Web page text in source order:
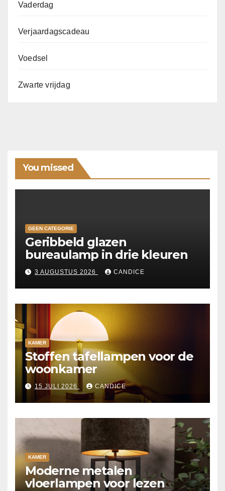
Vaderdag
Verjaardagscadeau
Voedsel
Zwarte vrijdag
You missed
GEEN CATEGORIE
Geribbeld glazen
bureaulamp in drie kleuren
3 AUGUSTUS 2026 CANDICE
KAMER
Stoffen tafellampen voor de
woonkamer
15 JULI 2026 CANDICE
KAMER
Moderne metalen
vloerlampen voor lezen